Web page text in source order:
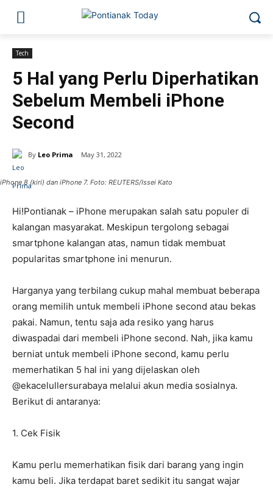
Tech
5 Hal yang Perlu Diperhatikan
Sebelum Membeli iPhone
Second
By Leo Prima May 31, 2022
iPhone 8 (kiri) dan iPhone 7. Foto: REUTERS/Issei Kato
Hi!Pontianak – iPhone merupakan salah satu populer di
kalangan masyarakat. Meskipun tergolong sebagai
smartphone kalangan atas, namun tidak membuat
popularitas smartphone ini menurun.
Harganya yang terbilang cukup mahal membuat beberapa
orang memilih untuk membeli iPhone second atau bekas
pakai. Namun, tentu saja ada resiko yang harus
diwaspadai dari membeli iPhone second. Nah, jika kamu
berniat untuk membeli iPhone second, kamu perlu
memerhatikan 5 hal ini yang dijelaskan oleh
@ekacelullersurabaya melalui akun media sosialnya.
Berikut di antaranya:
1. Cek Fisik
Kamu perlu memerhatikan fisik dari barang yang ingin
kamu beli. Jika terdapat baret sedikit itu sangat wajar